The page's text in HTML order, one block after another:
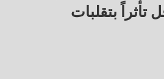
تأثراً بتقلبات